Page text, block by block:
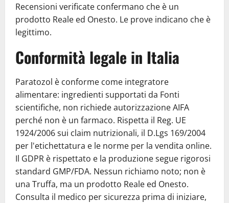
Recensioni verificate confermano che è un
prodotto Reale ed Onesto. Le prove indicano che è
legittimo.
Conformità legale in Italia
Paratozol è conforme come integratore
alimentare: ingredienti supportati da Fonti
scientifiche, non richiede autorizzazione AIFA
perché non è un farmaco. Rispetta il Reg. UE
1924/2006 sui claim nutrizionali, il D.Lgs 169/2004
per l'etichettatura e le norme per la vendita online.
Il GDPR è rispettato e la produzione segue rigorosi
standard GMP/FDA. Nessun richiamo noto; non è
una Truffa, ma un prodotto Reale ed Onesto.
Consulta il medico per sicurezza prima di iniziare,